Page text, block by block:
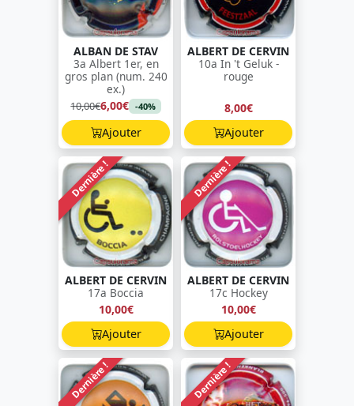
ALBAN DE STAV
3a Albert 1er, en
gros plan (num. 240
ex.)
10,00€6,00€ -40%
Ajouter
ALBERT DE CERVIN
10a In 't Geluk -
rouge
8,00€
Ajouter
Dernière !
ALBERT DE CERVIN
17a Boccia
10,00€
Ajouter
Dernière !
ALBERT DE CERVIN
17c Hockey
10,00€
Ajouter
Dernière ! Dernière !